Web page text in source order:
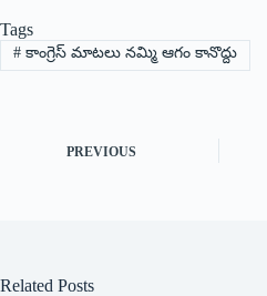
Tags
#కాంగ్రెస్ మాటలు నమ్మి ఆగం కానొద్దు
PREVIOUS
Related Posts